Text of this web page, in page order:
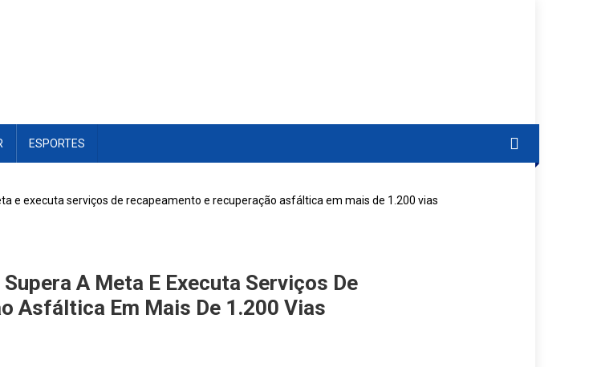
ESPORTES
e executa serviços de recapeamento e recuperação asfáltica em mais de 1.200 vias
A Meta E Executa Serviços De
Asfáltica Em Mais De 1.200 Vias